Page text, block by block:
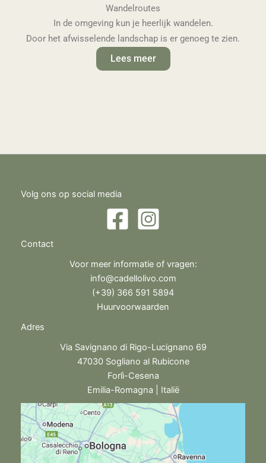
Wandelroutes
In de omgeving kun je heerlijk wandelen.
Door het afwisselende landschap is er genoeg te zien.
Lees meer
Volg ons op social media
Contact
Voor meer informatie of vragen:
info@cadellolivo.com
(+39) 366 591 5894
Huurvoorwaarden
Adres
Via Savignano di Rigo-Lucignano 69
47030 Sogliano al Rubicone
Forlì-Cesena
Emilia-Romagna | Italië